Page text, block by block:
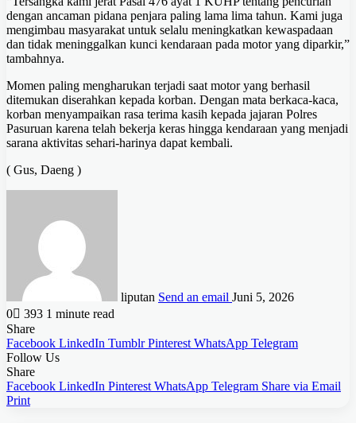
dengan ancaman pidana penjara paling lama lima tahun. Kami juga
mengimbau masyarakat untuk selalu meningkatkan kewaspadaan
dan tidak meninggalkan kunci kendaraan pada motor yang diparkir,”
tambahnya.
Momen paling mengharukan terjadi saat motor yang berhasil
ditemukan diserahkan kepada korban. Dengan mata berkaca-kaca,
korban menyampaikan rasa terima kasih kepada jajaran Polres
Pasuruan karena telah bekerja keras hingga kendaraan yang menjadi
sarana aktivitas sehari-harinya dapat kembali.
( Gus, Daeng )
liputan Send an email Juni 5, 2026
0
393 1 minute read
Share
Facebook LinkedIn Tumblr Pinterest WhatsApp Telegram
Follow Us
Share
Facebook LinkedIn Pinterest WhatsApp Telegram Share via Email
Print